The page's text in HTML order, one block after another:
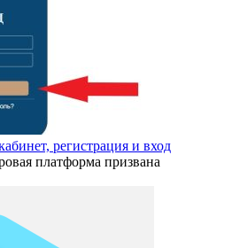
регистрация и вход
платформа призвана